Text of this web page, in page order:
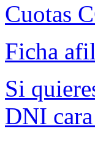
Cuotas
Ficha
Si
DNI